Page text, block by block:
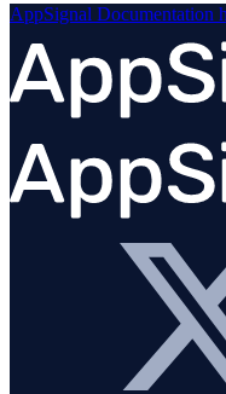
AppSignal Documentation